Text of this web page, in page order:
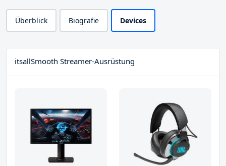
Überblick Biografie Devices
itsallSmooth Streamer-Ausrüstung